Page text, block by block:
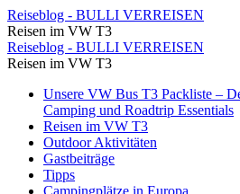
Energiegewinnung
Archive
⋆
Reiseblog
BULLI
VERREISEN
Reiseblog - BULLI VERREISEN
Reisen im VW T3
Energiegewinnung
Archive
Reiseblog
BULLI
Reiseblog - BULLI VERREISEN
Reisen im VW T3
Skip
content
Unsere VW Bus T3 Packliste –
Camping und Roadtrip Essentials
Reisen im VW T3
Outdoor Aktivitäten
Gastbeiträge
Tipps
Campingplätze in Europa